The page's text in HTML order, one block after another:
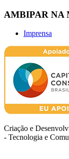
AMBIPAR NA
Imprensa
Criação e
- Tecnologia e